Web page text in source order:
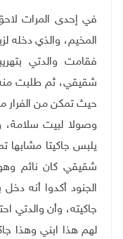
في إحدى المرات
المخيم، والذي دخله
فقامت والدتي
شقيقي، ثم طلبت منه
حيث تمكن من الفرار
وصولا لبيت سلامة،
يلبس جاكيتا مشابها
شقيقي كان نائم
الجنود أكدوا أنه
جاكيته، وأن والدتي
لهم هذا ابني وهذا